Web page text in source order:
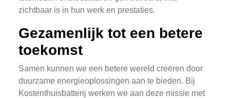
zichtbaar is in hun werk en prestaties.
Gezamenlijk tot een betere
toekomst
Samen kunnen we een betere wereld creëren door
duurzame energieoplossingen aan te bieden. Bij
Kostenthuisbatterij werken we aan deze missie met